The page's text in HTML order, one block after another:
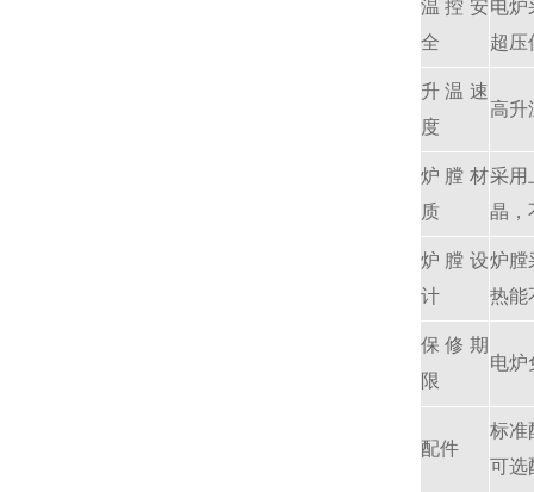
温控安
全
电炉
超压
升温速
度
高升
炉膛材
质
采用
晶，
炉膛设
计
炉膛
热能
保修期
限
电炉
配件
标准
可选